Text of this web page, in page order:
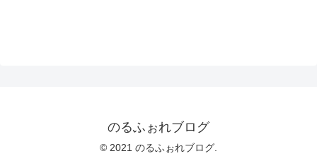
のるふぉれブログ
© 2021 のるふぉれブログ.